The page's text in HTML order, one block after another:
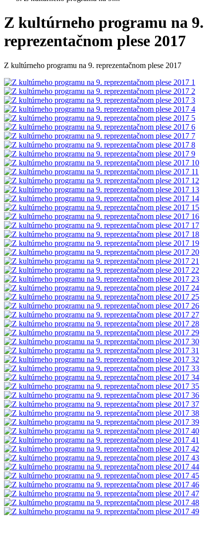
Z kultúrneho programu na 9.
reprezentačnom plese 2017
Z kultúrneho programu na 9. reprezentačnom plese 2017